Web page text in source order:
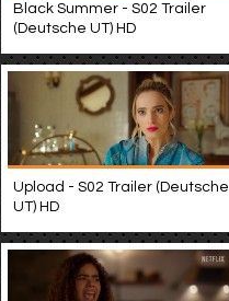
Black Summer - S02 Trailer
(Deutsche UT) HD
Upload - S02 Trailer (Deutsche
UT) HD